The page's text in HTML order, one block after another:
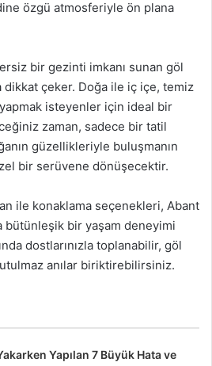
özgü atmosferiyle ön plana
bir gezinti imkanı sunan göl
dikkat çeker. Doğa ile iç içe, temiz
isteyenler için ideal bir
zaman, sadece bir tatil
güzellikleriyle buluşmanın
bir serüvene dönüşecektir.
ile konaklama seçenekleri, Abant
bütünleşik bir yaşam deneyimi
dostlarınızla toplanabilir, göl
anılar biriktirebilirsiniz.
Yapılan 7 Büyük Hata ve